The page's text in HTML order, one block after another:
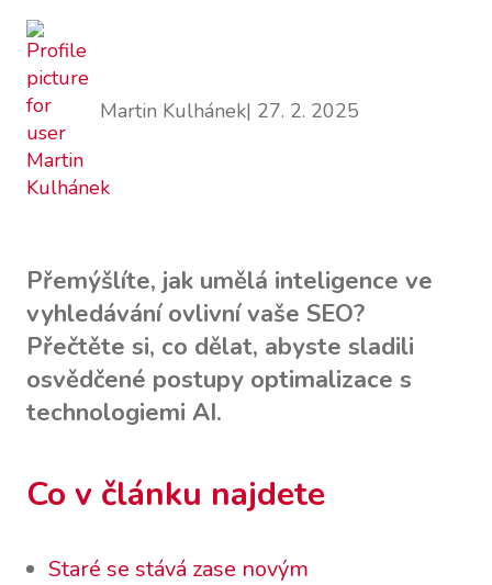
Martin Kulhánek| 27. 2. 2025
Přemýšlíte, jak umělá inteligence ve
vyhledávání ovlivní vaše SEO?
Přečtěte si, co dělat, abyste sladili
osvědčené postupy optimalizace s
technologiemi AI.
Co v článku najdete
Staré se stává zase novým